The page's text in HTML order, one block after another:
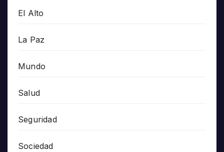
El Alto
La Paz
Mundo
Salud
Seguridad
Sociedad